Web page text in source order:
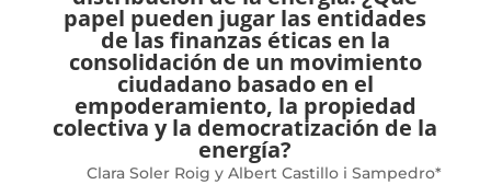
papel pueden jugar las entidades
de las finanzas éticas en la
consolidación de un movimiento
ciudadano basado en el
empoderamiento, la propiedad
colectiva y la democratización de la
energía?
Clara Soler Roig y Albert Castillo i Sampedro*